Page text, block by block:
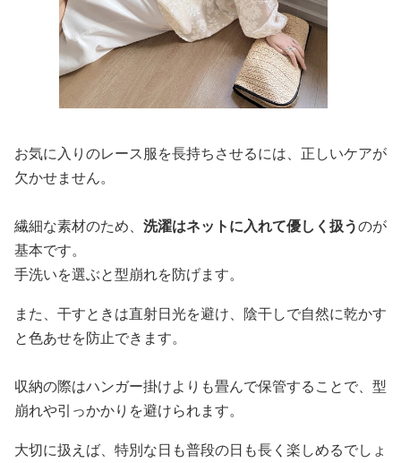
お気に入りのレース服を長持ちさせるには、正しいケアが
欠かせません。
繊細な素材のため、 洗濯はネットに入れて優しく扱うのが
基本です。
手洗いを選ぶと型崩れを防げます。
また、干すときは直射日光を避け、陰干しで自然に乾かす
と色あせを防止できます。
収納の際はハンガー掛けよりも畳んで保管することで、型
崩れや引っかかりを避けられます。
大切に扱えば、特別な日も普段の日も長く楽しめるでしょ